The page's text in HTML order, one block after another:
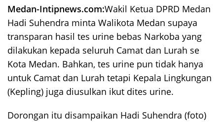
Medan-Intipnews.com:Wakil Ketua DPRD Medan
Hadi Suhendra minta Walikota Medan supaya
transparan hasil tes urine bebas Narkoba yang
dilakukan kepada seluruh Camat dan Lurah se
Kota Medan. Bahkan, tes urine pun tidak hanya
untuk Camat dan Lurah tetapi Kepala Lingkungan
(Kepling) juga diusulkan ikut dites urine.
Dorongan itu disampaikan Hadi Suhendra (foto)